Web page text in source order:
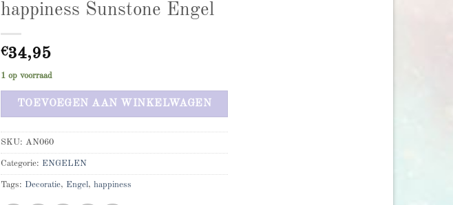
happiness Sunstone Engel
€34,95
1 op voorraad
TOEVOEGEN AAN WINKELWAGEN
SKU: AN060
Categorie: ENGELEN
Tags: Decoratie, Engel, happiness